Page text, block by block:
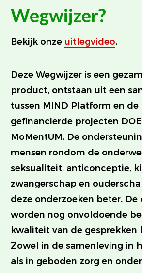
Wegwijzer?
Bekijk onze uitlegvideo.
Deze Wegwijzer is een
product, ontstaan uit een
tussen MIND Platform en
gefinancierde projecten
MoMentUM. De
mensen rondom de
seksualiteit, anticonceptie,
zwangerschap en
deze onderzoeken beter. De
worden nog onvoldoende
kwaliteit van de gesprekken
Zowel in de samenleving in
als in geboden zorg en